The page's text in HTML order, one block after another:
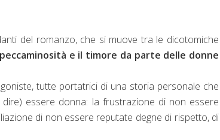
del romanzo, che si muove tra le dicotomiche
e il timore da parte delle donne
tutte portatrici di una storia personale che
essere donna: la frustrazione di non essere
di non essere reputate degne di rispetto, di